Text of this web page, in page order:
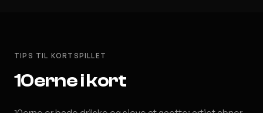
TIPS TIL KORTSPILLET
10erne i kort